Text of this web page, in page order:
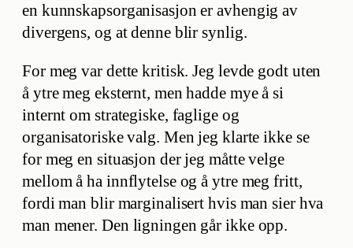
en kunnskapsorganisasjon er avhengig av
divergens, og at denne blir synlig.
For meg var dette kritisk. Jeg levde godt uten
å ytre meg eksternt, men hadde mye å si
internt om strategiske, faglige og
organisatoriske valg. Men jeg klarte ikke se
for meg en situasjon der jeg måtte velge
mellom å ha innflytelse og å ytre meg fritt,
fordi man blir marginalisert hvis man sier hva
man mener. Den ligningen går ikke opp.